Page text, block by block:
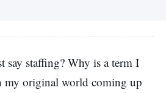
say staffing? Why is a term I
my original world coming up